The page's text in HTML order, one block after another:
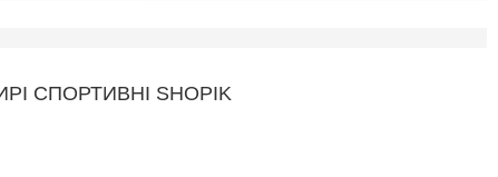
СПОРТИВНІ SHOPIK